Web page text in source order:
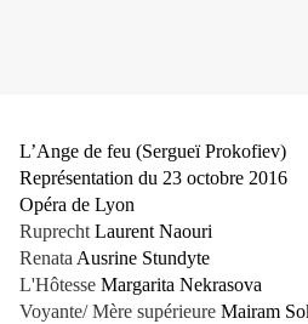
L’Ange de feu (Sergueï Prokofiev)
Représentation du 23 octobre 2016
Opéra de Lyon
Ruprecht Laurent Naouri
Renata Ausrine Stundyte
L'Hôtesse Margarita Nekrasova
Voyante/ Mère supérieure Mairam